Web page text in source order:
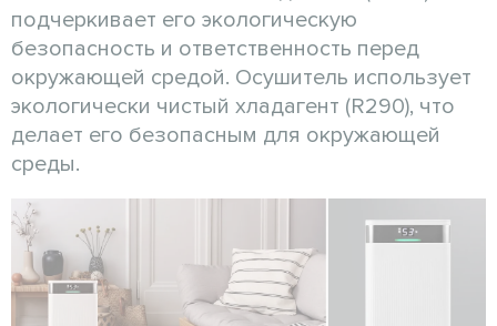
подчеркивает его экологическую
безопасность и ответственность перед
окружающей средой. Осушитель использует
экологически чистый хладагент (R290), что
делает его безопасным для окружающей
среды.